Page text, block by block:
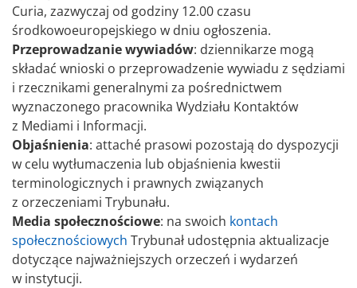
Curia, zazwyczaj od godziny 12.00 czasu
środkowoeuropejskiego w dniu ogłoszenia.
Przeprowadzanie wywiadów: dziennikarze mogą
składać wnioski o przeprowadzenie wywiadu z sędziami
i rzecznikami generalnymi za pośrednictwem
wyznaczonego pracownika Wydziału Kontaktów
z Mediami i Informacji.
Objaśnienia: attaché prasowi pozostają do dyspozycji
w celu wytłumaczenia lub objaśnienia kwestii
terminologicznych i prawnych związanych
z orzeczeniami Trybunału.
Media społecznościowe: na swoich kontach
społecznościowych Trybunał udostępnia aktualizacje
dotyczące najważniejszych orzeczeń i wydarzeń
w instytucji.